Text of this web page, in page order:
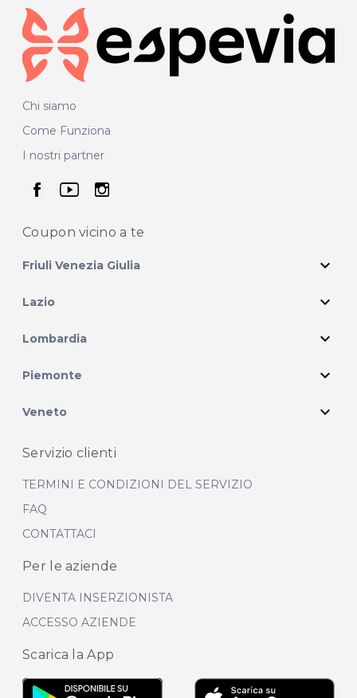
Chi siamo
Come Funziona
I nostri partner
seguici su facebook
seguici su youtube
seguici su instagram
Coupon vicino a te
Friuli Venezia Giulia expand_more
Lazio expand_more
Lombardia expand_more
Piemonte expand_more
Veneto expand_more
Servizio clienti
TERMINI E CONDIZIONI DEL SERVIZIO
FAQ
CONTATTACI
Per le aziende
DIVENTA INSERZIONISTA
ACCESSO AZIENDE
Scarica la App